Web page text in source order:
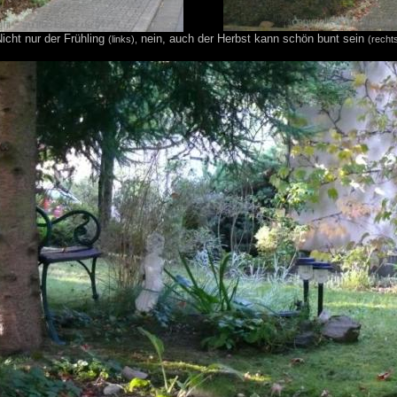
nur der Frühling (links), nein, auch der Herbst kann schön bunt sein